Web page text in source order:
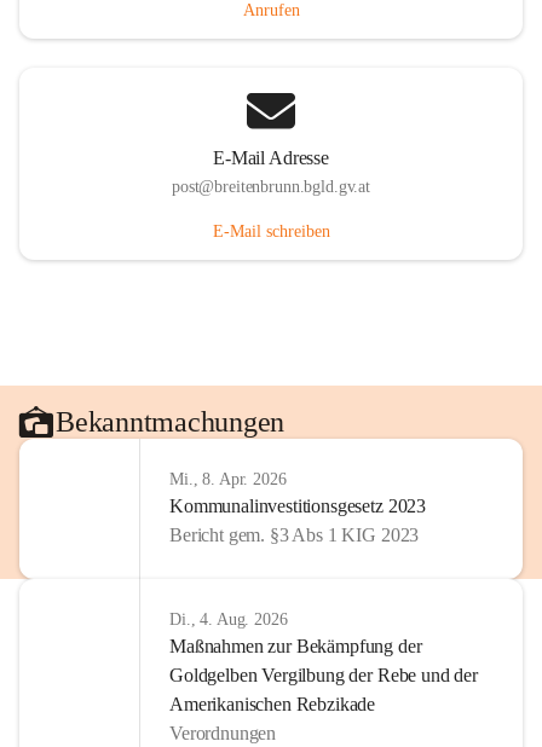
Anrufen
E-Mail Adresse
post@breitenbrunn.bgld.gv.at
E-Mail schreiben
Bekanntmachungen
Mi., 8. Apr. 2026
Kommunalinvestitionsgesetz 2023
Bericht gem. §3 Abs 1 KIG 2023
Di., 4. Aug. 2026
Maßnahmen zur Bekämpfung der
Goldgelben Vergilbung der Rebe und der
Amerikanischen Rebzikade
Verordnungen